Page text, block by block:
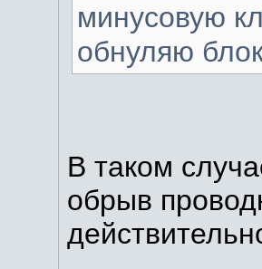
минусовую
обнуляю
В таком
обрыв